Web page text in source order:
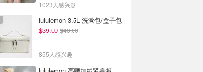
1023人感兴趣
lululemon 3.5L 洗漱包/盒子包
$39.00 $48.00
855人感兴趣